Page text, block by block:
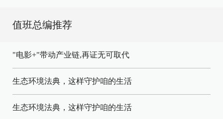
值班总编推荐
"电影+"带动产业链,再证无可取代
生态环境法典，这样守护咱的生活
生态环境法典，这样守护咱的生活